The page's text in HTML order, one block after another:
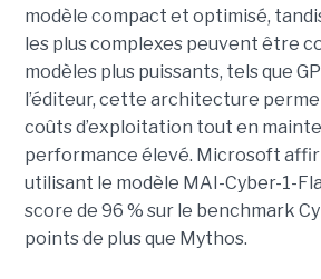
modèle compact et optimisé,
les plus complexes peuvent être
modèles plus puissants, tels que
l’éditeur, cette architecture
coûts d’exploitation tout en
performance élevé. Microsoft
utilisant le modèle MAI-Cyber-1-
score de 96 % sur le benchmark
points de plus que Mythos.